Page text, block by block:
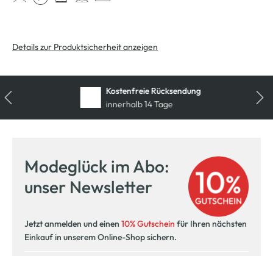
Details zur Produktsicherheit anzeigen
Kostenfreie Rücksendung
innerhalb 14 Tage
Modeglück im Abo:
unser Newsletter
Jetzt anmelden und einen 10% Gutschein für Ihren nächsten
Einkauf in unserem Online-Shop sichern.